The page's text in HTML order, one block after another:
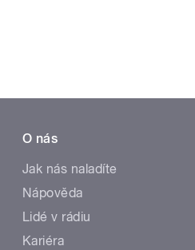
O nás
Jak nás naladíte
Nápověda
Lidé v rádiu
Kariéra